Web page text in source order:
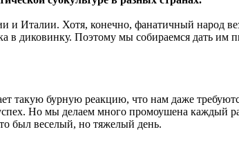
Италии. Хотя, конечно, фанатичный народ
в диковинку. Поэтому мы собираемся дать
бурную реакцию, что нам даже
Но мы делаем много промоушена каждый
был веселый, но тяжелый день.